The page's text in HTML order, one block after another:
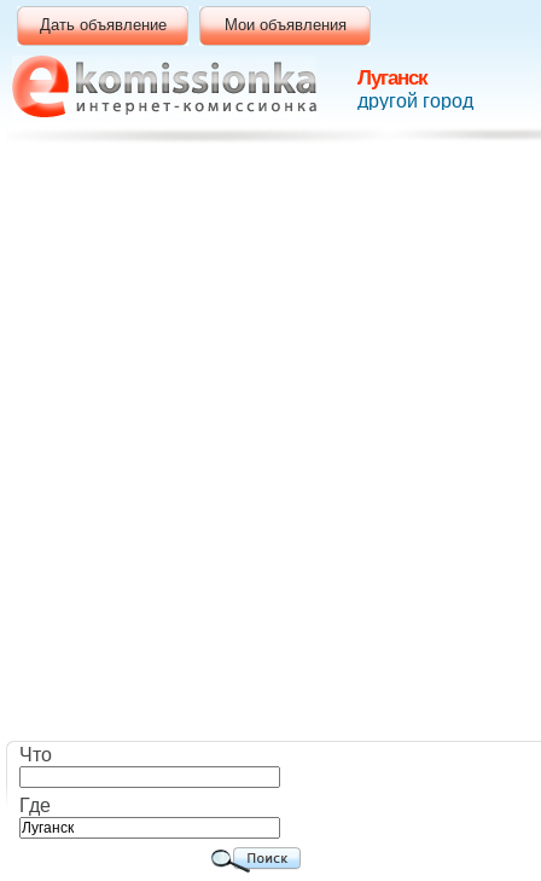
Луганск
другой город
Дать объявление Мои объявления
Что
Где